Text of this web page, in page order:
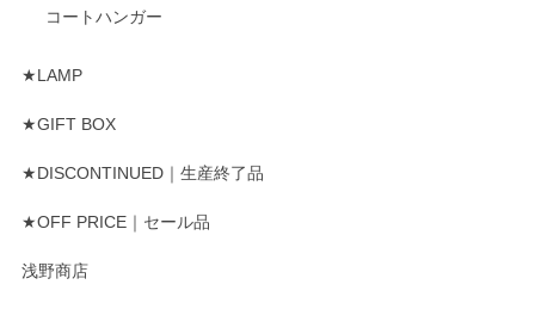
コートハンガー
★LAMP
★GIFT BOX
★DISCONTINUED｜生産終了品
★OFF PRICE｜セール品
浅野商店